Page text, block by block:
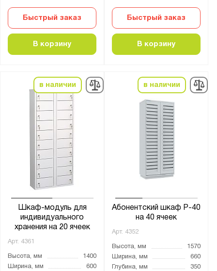
Быстрый заказ
В корзину
Быстрый заказ
В корзину
в наличии
Шкаф-модуль для
индивидуального
хранения на 20 ячеек
Арт. 4361
Высота, мм
1400
Ширина, мм
600
в наличии
Абонентский шкаф Р-40
на 40 ячеек
Арт. 4352
Высота, мм
1570
Ширина, мм
660
Глубина, мм
350